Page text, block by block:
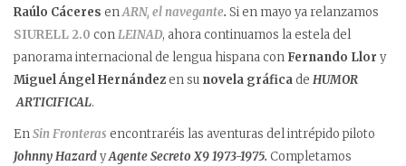
Raúlo Cáceres enARN, el navegante. Si en mayo ya relanzamos
SIURELL 2.0 conLEINAD, ahora continuamos la estela del
panorama internacional de lengua hispana con Fernando Llor y
Miguel Ángel Hernándezen su novela gráficade HUMOR
ARTICIFICAL.
EnSin Fronteras encontraréis las aventuras del intrépido piloto
Johnny HazardyAgente Secreto X9 1973-1975. Completamos